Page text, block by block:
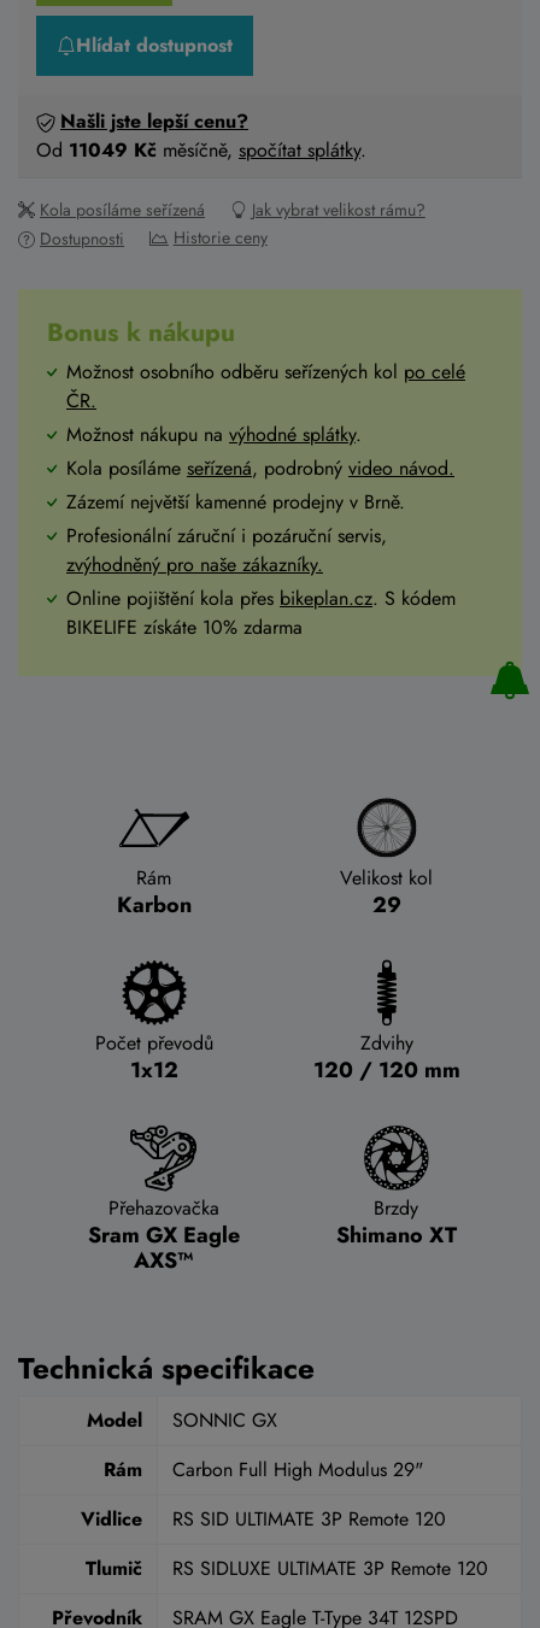
Hlídat dostupnost
Našli jste lepší cenu?
Od 11049 Kč měsíčně, spočítat splátky.
Kola posíláme seřízená
Jak vybrat velikost rámu?
Dostupnosti
Historie ceny
Bonus k nákupu
Možnost osobního odběru seřízených kol po celé
ČR.
Možnost nákupu na výhodné splátky.
Kola posíláme seřízená, podrobný video návod.
Zázemí největší kamenné prodejny v Brně.
Profesionální záruční i pozáruční servis,
zvýhodněný pro naše zákazníky.
Online pojištění kola přes bikeplan.cz. S kódem
BIKELIFE získáte 10% zdarma
Rám
Karbon
Velikost kol
29
Počet převodů
1x12
Zdvihy
120 / 120 mm
Přehazovačka
Sram GX Eagle
AXS™
Brzdy
Shimano XT
Technická specifikace
Model
SONNIC GX
Rám
Carbon Full High Modulus 29"
Vidlice
RS SID ULTIMATE 3P Remote 120
Tlumič
RS SIDLUXE ULTIMATE 3P Remote 120
Převodník
SRAM GX Eagle T-Type 34T 12SPD